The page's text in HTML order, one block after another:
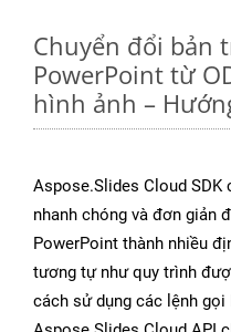
Chuyển đổi bản
PowerPoint từ
hình ảnh –
Aspose.Slides Cloud SDK
nhanh chóng và đơn giản
PowerPoint thành nhiều
tương tự như quy trình
cách sử dụng các lệnh gọi